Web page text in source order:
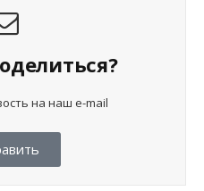
на наш e-mail